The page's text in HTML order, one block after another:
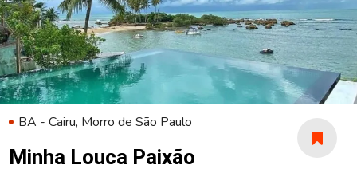
BA - Cairu, Morro de São Paulo
Minha Louca Paixão